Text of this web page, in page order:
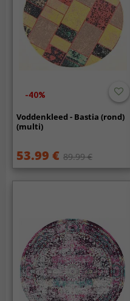
-40%
Voddenkleed - Bastia (rond)
(multi)
53.99 € 89.99 €